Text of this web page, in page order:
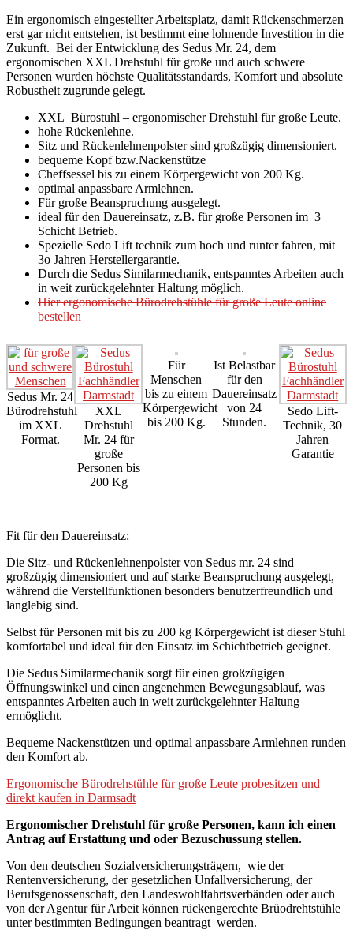
Ein ergonomisch eingestellter Arbeitsplatz, damit Rückenschmerzen
erst gar nicht entstehen, ist bestimmt eine lohnende Investition in die
Zukunft. Bei der Entwicklung des Sedus Mr. 24, dem
ergonomischen XXL Drehstuhl für große und auch schwere
Personen wurden höchste Qualitätsstandards, Komfort und absolute
Robustheit zugrunde gelegt.
XXL Bürostuhl – ergonomischer Drehstuhl für große Leute.
hohe Rückenlehne.
Sitz und Rückenlehnenpolster sind großzügig dimensioniert.
bequeme Kopf bzw.Nackenstütze
Cheffsessel bis zu einem Körpergewicht von 200 Kg.
optimal anpassbare Armlehnen.
Für große Beanspruchung ausgelegt.
ideal für den Dauereinsatz, z.B. für große Personen im 3
Schicht Betrieb.
Spezielle Sedo Lift technik zum hoch und runter fahren, mit
3o Jahren Herstellergarantie.
Durch die Sedus Similarmechanik, entspanntes Arbeiten auch
in weit zurückgelehnter Haltung möglich.
Hier ergonomische Bürodrehstühle für große Leute online
bestellen
Sedus Mr. 24
Bürodrehstuhl
im XXL
Format.
XXL
Drehstuhl
Mr. 24 für
große
Personen bis
200 Kg
Für
Menschen
bis zu einem
Körpergewicht
bis 200 Kg.
Ist Belastbar
für den
Dauereinsatz
von 24
Stunden.
Sedo Lift-
Technik, 30
Jahren
Garantie
Fit für den Dauereinsatz:
Die Sitz- und Rückenlehnenpolster von Sedus mr. 24 sind
großzügig dimensioniert und auf starke Beanspruchung ausgelegt,
während die Verstellfunktionen besonders benutzerfreundlich und
langlebig sind.
Selbst für Personen mit bis zu 200 kg Körpergewicht ist dieser Stuhl
komfortabel und ideal für den Einsatz im Schichtbetrieb geeignet.
Die Sedus Similarmechanik sorgt für einen großzügigen
Öffnungswinkel und einen angenehmen Bewegungsablauf, was
entspanntes Arbeiten auch in weit zurückgelehnter Haltung
ermöglicht.
Bequeme Nackenstützen und optimal anpassbare Armlehnen runden
den Komfort ab.
Ergonomische Bürodrehstühle für große Leute probesitzen und
direkt kaufen in Darmsadt
Ergonomischer Drehstuhl für große Personen, kann ich einen
Antrag auf Erstattung und oder Bezuschussung stellen.
Von den deutschen Sozialversicherungsträgern, wie der
Rentenversicherung, der gesetzlichen Unfallversicherung, der
Berufsgenossenschaft, den Landeswohlfahrtsverbänden oder auch
von der Agentur für Arbeit können rückengerechte Brüodrehtstühle
unter bestimmten Bedingungen beantragt werden.